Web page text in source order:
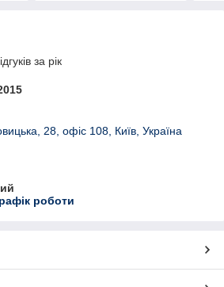
за рік
28, офіс 108, Київ, Україна
роботи